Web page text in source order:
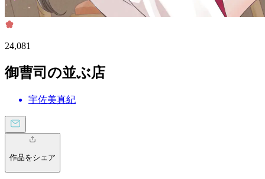
24,081
御曹司の並ぶ店
宇佐美真紀
作品をシェア